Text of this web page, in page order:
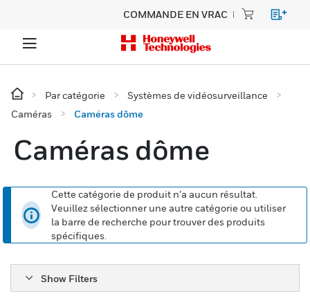
COMMANDE EN VRAC
Par catégorie
Systèmes de vidéosurveillance
Caméras
Caméras dôme
Caméras dôme
Cette catégorie de produit n’a aucun résultat.
Veuillez sélectionner une autre catégorie ou utiliser
la barre de recherche pour trouver des produits
spécifiques.
Show Filters